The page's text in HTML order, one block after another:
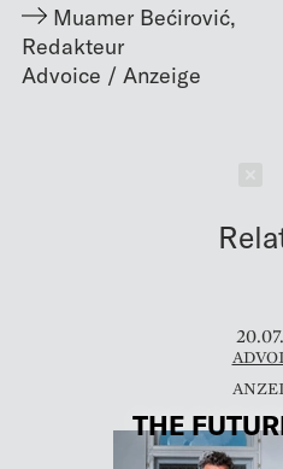
Muamer Bećirović,
Redakteur
THE